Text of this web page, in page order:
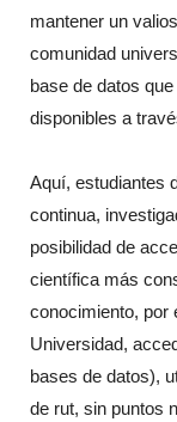
mantener un
comunidad
base de datos
disponibles a
Aquí, estudiantes
continua,
posibilidad de
científica más
conocimiento, por
Universidad,
bases de datos),
de rut, sin puntos